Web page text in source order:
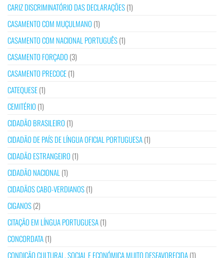
CARIZ DISCRIMINATÓRIO DAS DECLARAÇÕES(1)
CASAMENTO COM MUÇULMANO (1)
CASAMENTO COM NACIONAL PORTUGUÊS(1)
CASAMENTO FORÇADO (3)
CASAMENTO PRECOCE(1)
CATEQUESE(1)
CEMITÉRIO (1)
CIDADÃO BRASILEIRO (1)
CIDADÃO DE PAÍS DE LÍNGUA OFICIAL PORTUGUESA(1)
CIDADÃO ESTRANGEIRO (1)
CIDADÃO NACIONAL (1)
CIDADÃOS CABO-VERDIANOS(1)
CIGANOS(2)
CITAÇÃO EM LÍNGUA PORTUGUESA(1)
CONCORDATA(1)
CONDIÇÃO CULTURAL, SOCIAL E ECONÓMICA MUITO DESFAVORECIDA(1)